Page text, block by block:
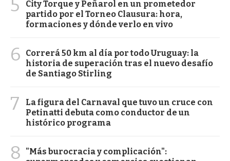
5
City Torque y Peñarol en un prometedor
partido por el Torneo Clausura: hora,
formaciones y dónde verlo en vivo
6
Correrá 50 km al día por todo Uruguay: la
historia de superación tras el nuevo desafío
de Santiago Stirling
7
La figura del Carnaval que tuvo un cruce con
Petinatti debuta como conductor de un
histórico programa
8
"Más burocracia y complicación":